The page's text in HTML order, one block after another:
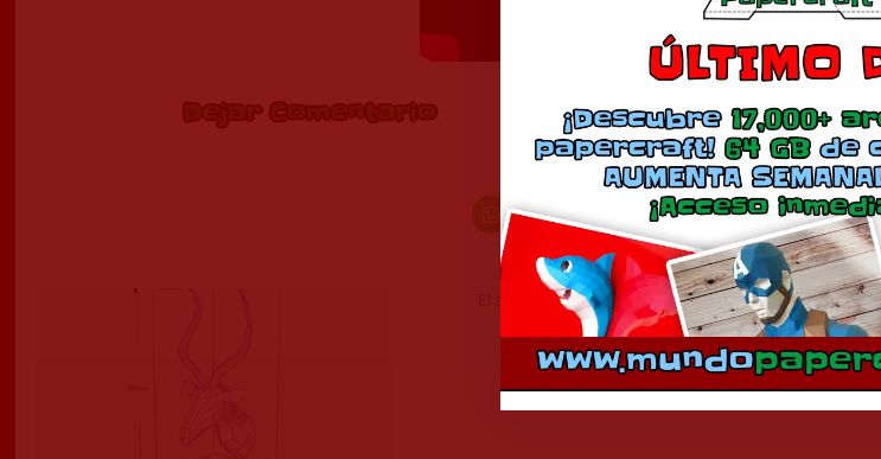
Dejar Comentario
Comparte esto:
Más
El auto fantástico, Knight Rider
marzo 8, 2016
En «Autos»